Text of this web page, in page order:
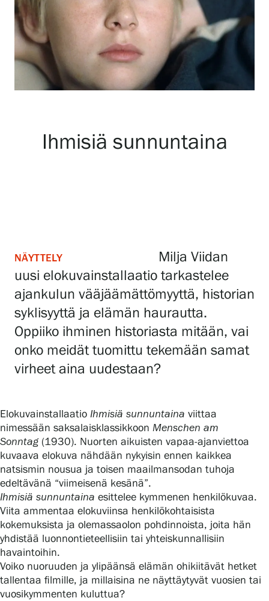
Näyttelyt
Tapahtumat
Gösta Serlachiuksen taidesäätiö
Yhteystiedot
Ravintola Gösta
Serlachius Art & Sauna Express
Medialle
Vastuullisuus
Esteettömyys
Tietosuoja ja evästeet
Verkkokauppa
Ihmisiä sunnuntaina
NÄYTTELY
Milja Viidan
uusi elokuvainstallaatio tarkastelee
ajankulun vääjäämättömyyttä, historian
syklisyyttä ja elämän haurautta.
Oppiiko ihminen historiasta mitään, vai
onko meidät tuomittu tekemään samat
virheet aina uudestaan?
Elokuvainstallaatio Ihmisiä sunnuntaina viittaa
nimessään saksalaisklassikkoon Menschen am
Sonntag(1930). Nuorten aikuisten vapaa-ajanviettoa
kuvaava elokuva nähdään nykyisin ennen kaikkea
natsismin nousua ja toisen maailmansodan tuhoja
edeltävänä “viimeisenä kesänä”.
Ihmisiä sunnuntaina esittelee kymmenen henkilökuvaa.
Viita ammentaa elokuviinsa henkilökohtaisista
kokemuksista ja olemassaolon pohdinnoista, joita hän
yhdistää luonnontieteellisiin tai yhteiskunnallisiin
havaintoihin.
Voiko nuoruuden ja ylipäänsä elämän ohikiitävät hetket
tallentaa filmille, ja millaisina ne näyttäytyvät vuosien tai
vuosikymmenten kuluttua?